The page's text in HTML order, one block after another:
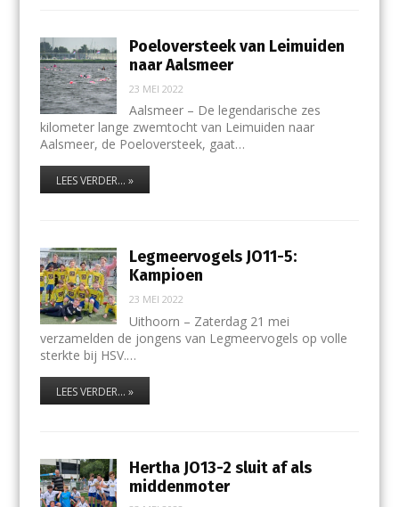
Poeloversteek van Leimuiden
naar Aalsmeer
23 MEI 2022
Aalsmeer – De legendarische zes
kilometer lange zwemtocht van Leimuiden naar
Aalsmeer, de Poeloversteek, gaat…
LEES VERDER... »
Legmeervogels JO11-5:
Kampioen
23 MEI 2022
Uithoorn – Zaterdag 21 mei
verzamelden de jongens van Legmeervogels op volle
sterkte bij HSV.…
LEES VERDER... »
Hertha JO13-2 sluit af als
middenmoter